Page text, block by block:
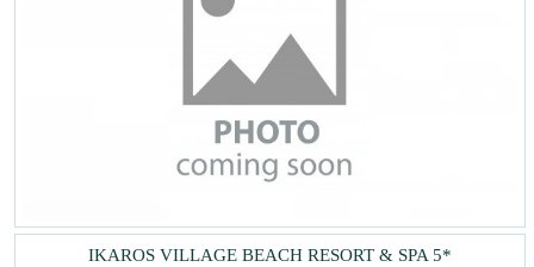
IKAROS VILLAGE BEACH RESORT & SPA 5*